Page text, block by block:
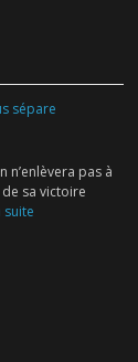
sépare
n’enlèvera pas à
de sa victoire
suite